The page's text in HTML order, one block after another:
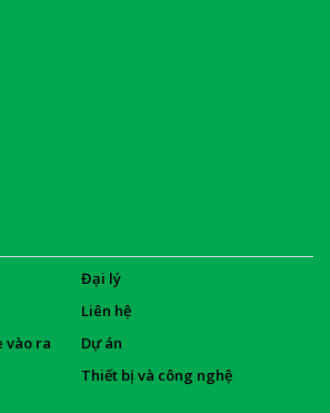
Đại lý
Liên hệ
vào ra
Dự án
Thiết bị và công nghệ